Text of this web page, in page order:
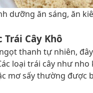
dưỡng ăn sáng, ăn
Trái Cây Khô
thanh tự nhiên,
loại trái cây như
mơ sấy thường được